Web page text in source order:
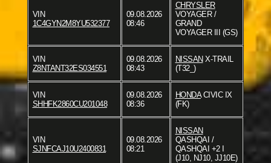
VIN
1C4GYN2M8YU532377
09.08.2026
08:46
CHRYSLER
VOYAGER /
GRAND
VOYAGER III (GS)
VIN
Z8NTANT32ES034551
09.08.2026
08:43
NISSAN X-TRAIL
(T32_)
VIN
SHHFK2860CU201048
09.08.2026
08:36
HONDACIVIC IX
(FK)
VIN
SJNFCAJ10U2400831
09.08.2026
08:21
NISSAN
QASHQAI /
QASHQAI +2 I
(J10, NJ10, JJ10E)